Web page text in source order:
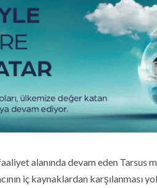
alanında devam eden Tarsus
iç kaynaklardan karşılanması